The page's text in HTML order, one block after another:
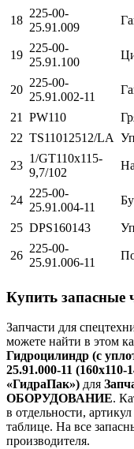
18
225-00-
25.91.009
19
225-00-
25.91.100
20
225-00-
25.91.002-11
21 РW110
22 ТS11012512/LА
23
1/GТ110х115-
9,7/102
24
225-00-
25.91.004-11
25 DРS160143
26
225-00-
25.91.006-11
Купить запасные
Запчасти для
можете найти в этом
Гидроцилиндр (с
25.91.000-11
«ГидраПак») для
ОБОРУДОВАНИЕ.
в отдельности,
таблице. На все
производителя.